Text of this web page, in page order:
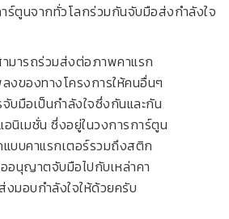
ร์ตูนจากทั่วโลกร่วมกันจับมือส่งกำลังใจ
รถร่วมส่งต่อภาพคาแรก
งของทางโครงการให้คนอื่นๆ
บมือเป็นกำลังใจซึ่งกันและกัน
อนิเมชั่น ซึ่งอยู่ในวงการการ์ตูน
บบคาแรกเตอร์รวมถึงสติก
อนุญาตจับมือไปกับเหล่าคา
งมอบกำลังใจให้ด้วยครับ